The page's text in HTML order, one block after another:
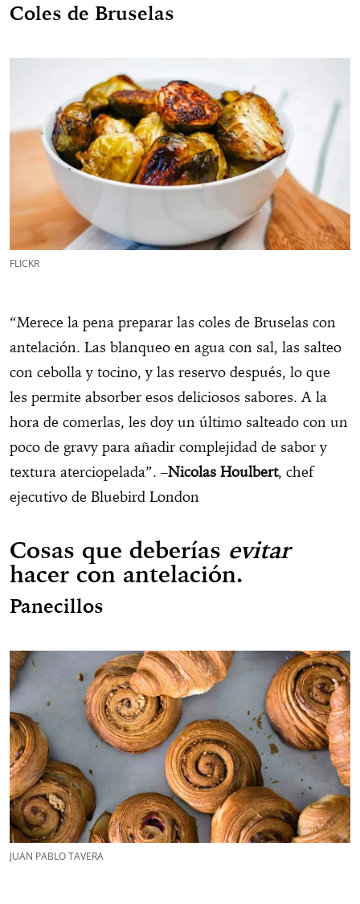
Coles de Bruselas
FLICKR
“Merece la pena preparar las coles de Bruselas con
antelación. Las blanqueo en agua con sal, las salteo
con cebolla y tocino, y las reservo después, lo que
les permite absorber esos deliciosos sabores. A la
hora de comerlas, les doy un último salteado con un
poco de gravy para añadir complejidad de sabor y
textura aterciopelada”. –Nicolas Houlbert, chef
ejecutivo de Bluebird London
Cosas que deberías evitar
hacer con antelación.
Panecillos
JUAN PABLO TAVERA